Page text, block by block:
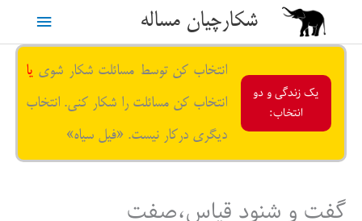
محتوا
شکارچیان مساله
فهرست
یک زندگی و دو
انتخاب:
انتخاب کن توسط مسائلت شکار شوی یا
انتخاب کن مسائلت را شکار کنی. انتخاب
دیگری درکار نیست. «فیل سیاه»
گفت و شنود قیاس،صفت